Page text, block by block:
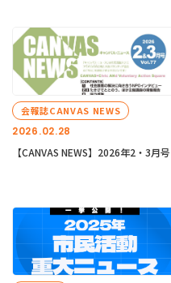
2026.02.28
会報誌CANVAS NEWS
【CANVAS NEWS】2026年2・3月号